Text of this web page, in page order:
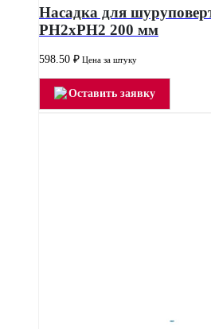
Насадка для
РН2хPH2 200 мм
598.50 ₽ Цена за штуку
Оставить заявку